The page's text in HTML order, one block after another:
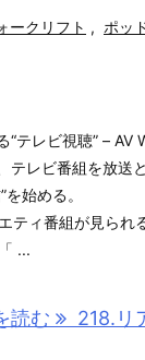
ークリフト , ポッ
テレビ視聴” – AV
テレビ番組を放送
始める。
ティ番組が見られる
...
読む 218.リ